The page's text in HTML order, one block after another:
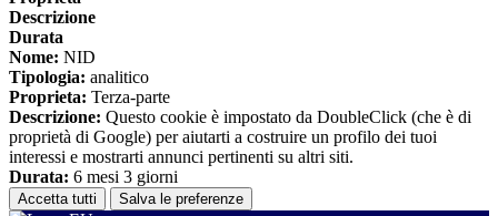
Descrizione
Durata
Nome: NID
Tipologia: analitico
Proprieta: Terza-parte
Descrizione: Questo cookie è impostato da DoubleClick (che è di
proprietà di Google) per aiutarti a costruire un profilo dei tuoi
interessi e mostrarti annunci pertinenti su altri siti.
Durata: 6 mesi 3 giorni
Accetta tutti Salva le preferenze